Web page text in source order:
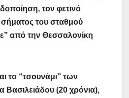
τον φετινό
σήματος του σταθμού
από την Θεσσαλονίκη
το “τσουνάμι” των
Βασιλειάδου (20 χρόνια),